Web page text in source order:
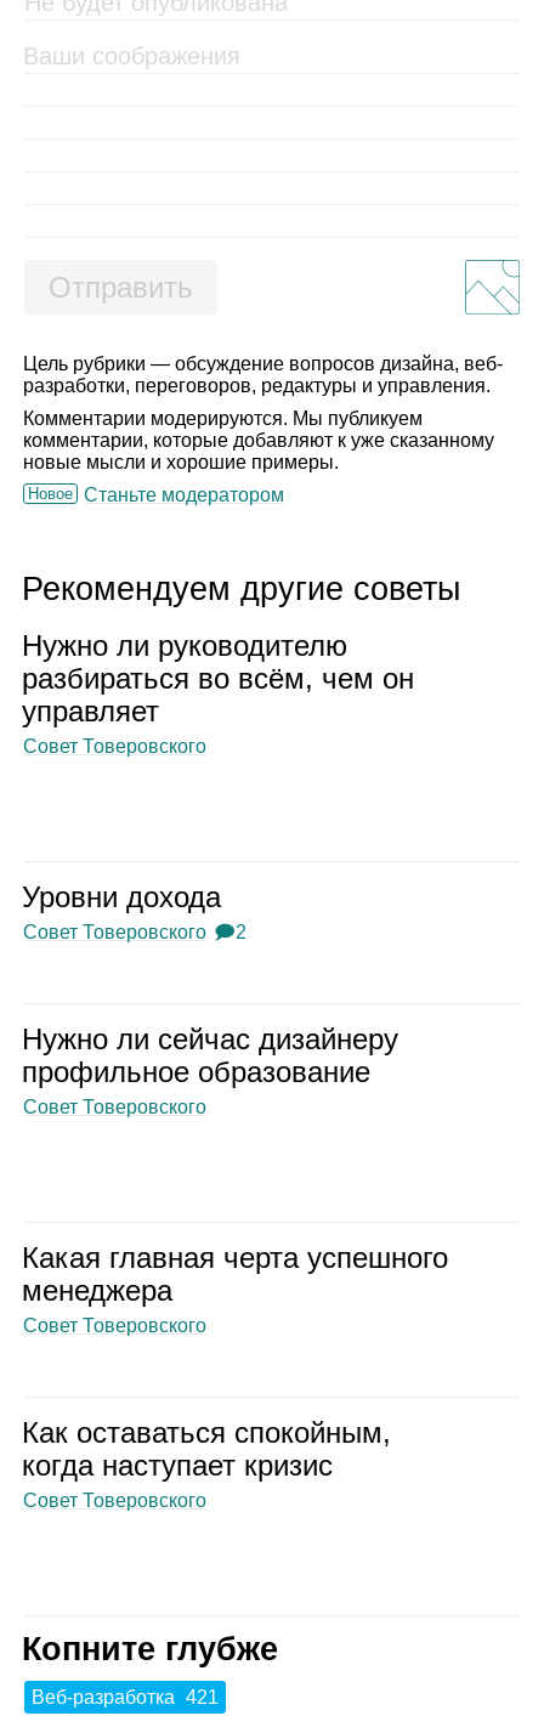
Отправить
Цель рубрики — обсуждение вопросов дизайна, веб-
разработки, переговоров, редактуры и управления.
Комментарии модерируются. Мы публикуем
комментарии, которые добавляют к уже сказанному
новые мысли и хорошие примеры.
Новое Станьте модератором
Рекомендуем другие советы
Нужно ли руко­во­ди­телю
раз­би­раться во всём, чем он
управ­ляет
Совет Товеровского
Уровни дохода
Совет Товеровского 🗩2
Нужно ли сей­час дизай­неру
про­филь­ное обра­зо­ва­ние
Совет Товеровского
Какая глав­ная черта успеш­ного
мене­джера
Совет Товеровского
Как оста­ваться спо­кой­ным,
когда насту­пает кри­зис
Совет Товеровского
Копните глубже
Веб‑разработка 421